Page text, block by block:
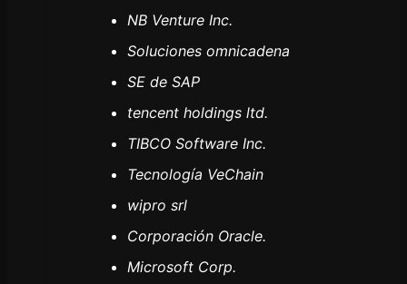
NB Venture Inc.
Soluciones omnicadena
SE de SAP
tencent holdings ltd.
TIBCO Software Inc.
Tecnología VeChain
wipro srl
Corporación Oracle.
Microsoft Corp.